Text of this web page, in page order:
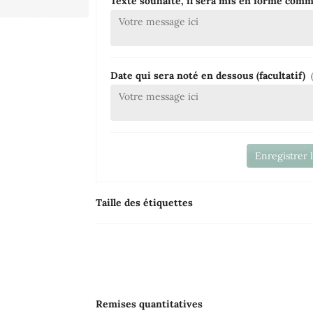
Date qui sera noté en dessous (facultatif)
Enregistrer
Taille des étiquettes
Remises quantitatives